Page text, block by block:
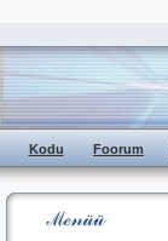
Kodu Foorum